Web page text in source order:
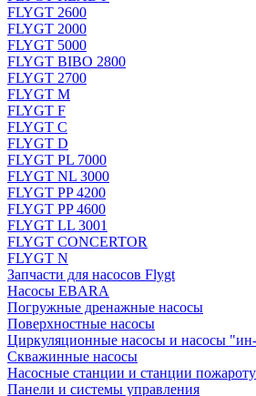
FLYGT 2600
FLYGT 2000
FLYGT 5000
FLYGT BIBO 2800
FLYGT 2700
FLYGT M
FLYGT F
FLYGT C
FLYGT D
FLYGT PL 7000
FLYGT NL 3000
FLYGT PP 4200
FLYGT PP 4600
FLYGT LL 3001
FLYGT CONCERTOR
FLYGT N
Запчасти для насосов Flygt
Насосы EBARA
Погружные дренажные насосы
Поверхностные насосы
Циркуляционные насосы и насосы
Скважинные насосы
Насосные станции и станции
Панели и системы управления